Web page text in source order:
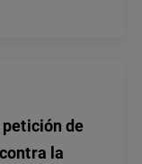
de
la